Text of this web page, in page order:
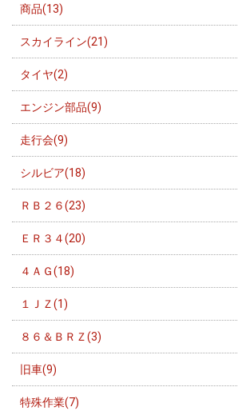
商品(13)
スカイライン(21)
タイヤ(2)
エンジン部品(9)
走行会(9)
シルビア(18)
ＲＢ２６(23)
ＥＲ３４(20)
４ＡＧ(18)
１ＪＺ(1)
８６＆ＢＲＺ(3)
旧車(9)
特殊作業(7)